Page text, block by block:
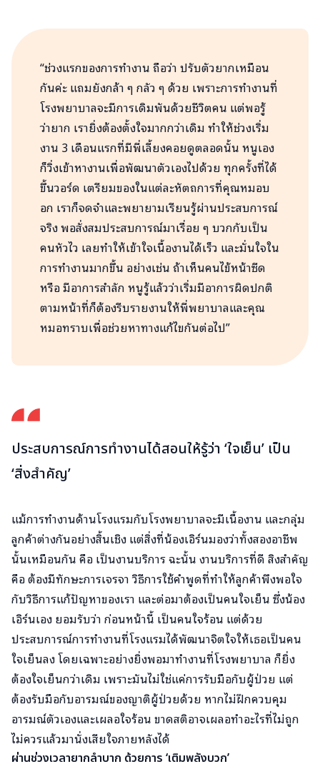
“ช่วงแรกของการทำงาน ถือว่า ปรับตัวยากเหมือน
กันค่ะ แถมยังกล้า ๆ กลัว ๆ ด้วย เพราะการทำงานที่
โรงพยาบาลจะมีการเดิมพันด้วยชีวิตคน แต่พอรู้
ว่ายาก เรายิ่งต้องตั้งใจมากกว่าเดิม ทำให้ช่วงเริ่ม
งาน 3 เดือนแรกที่มีพี่เลี้ยงคอยดูตลอดนั้น หนูเอง
ก็วิ่งเข้าหางานเพื่อพัฒนาตัวเองไปด้วย ทุกครั้งที่ได้
ขึ้นวอร์ด เตรียมของในแต่ละหัตถการที่คุณหมอบ
อก เราก็จดจำและพยายามเรียนรู้ผ่านประสบการณ์
จริง พอสั่งสมประสบการณ์มาเรื่อย ๆ บวกกับเป็น
คนหัวไว เลยทำให้เข้าใจเนื้องานได้เร็ว และมั่นใจใน
การทำงานมากขึ้น อย่างเช่น ถ้าเห็นคนไข้หน้าซีด
หรือ มีอาการสำลัก หนูรู้แล้วว่าเริ่มมีอาการผิดปกติ
ตามหน้าที่ก็ต้องรีบรายงานให้พี่พยาบาลและคุณ
หมอทราบเพื่อช่วยหาทางแก้ไขกันต่อไป”
ประสบการณ์การทำงานได้สอนให้รู้ว่า ‘ใจเย็น’ เป็น
‘สิ่งสำคัญ’
แม้การทำงานด้านโรงแรมกับโรงพยาบาลจะมีเนื้องาน และกลุ่ม
ลูกค้าต่างกันอย่างสิ้นเชิง แต่สิ่งที่น้องเอิร์นมองว่าทั้งสองอาชีพ
นั้นเหมือนกัน คือ เป็นงานบริการ ฉะนั้น งานบริการที่ดี สิงสำคัญ
คือ ต้องมีทักษะการเจรจา วิธีการใช้คำพูดที่ทำให้ลูกค้าพึงพอใจ
กับวิธีการแก้ปัญหาของเรา และต่อมาต้องเป็นคนใจเย็น ซึ่งน้อง
เอิร์นเอง ยอมรับว่า ก่อนหน้านี้ เป็นคนใจร้อน แต่ด้วย
ประสบการณ์การทำงานที่โรงแรมได้พัฒนาจิตใจให้เธอเป็นคน
ใจเย็นลง โดยเฉพาะอย่างยิ่งพอมาทำงานที่โรงพยาบาล ก็ยิ่ง
ต้องใจเย็นกว่าเดิม เพราะมันไม่ใช่แค่การรับมือกับผู้ป่วย แต่
ต้องรับมือกับอารมณ์ของญาติผู้ป่วยด้วย หากไม่ฝึกควบคุม
อารมณ์ตัวเองและเผลอใจร้อน ขาดสติอาจเผลอทำอะไรที่ไม่ถูก
ไม่ควรแล้วมานั่งเสียใจภายหลังได้
ผ่านช่วงเวลายากลำบาก ด้วยการ ‘เติมพลังบวก’